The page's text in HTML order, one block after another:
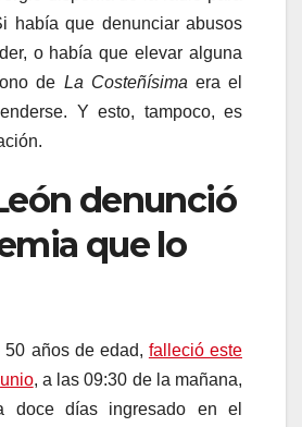
había que denunciar abusos
o había que elevar alguna
de La Costeñísima era el
Y esto, tampoco, es
denunció
que lo
años de edad, falleció este
, a las 09:30 de la mañana,
doce días ingresado en el